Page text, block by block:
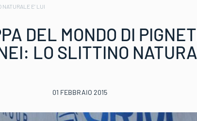
NATURALE E’ LUI
DEL MONDO DI
LO SLITTINO
01 FEBBRAIO 2015